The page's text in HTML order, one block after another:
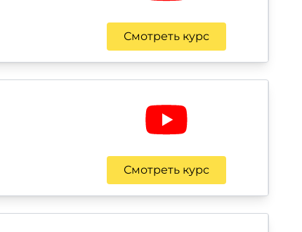
Смотреть курс
Смотреть курс